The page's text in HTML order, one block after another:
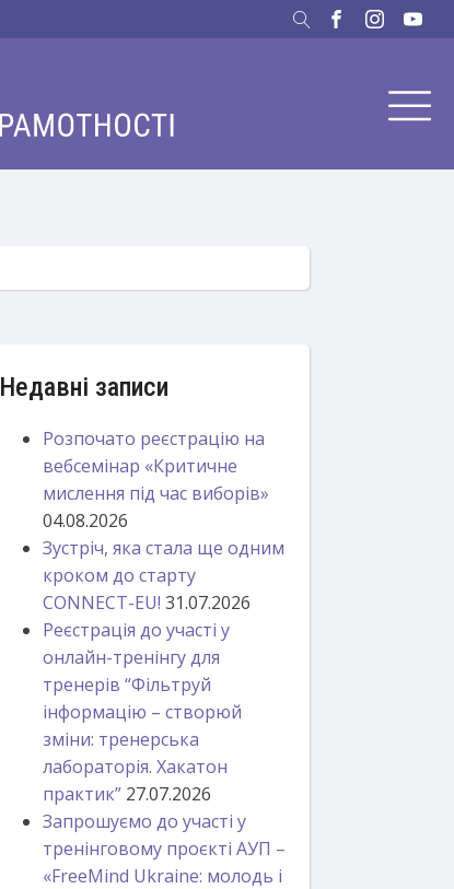
Недавні записи
Розпочато реєстрацію на
вебсемінар «Критичне
мислення під час виборів»
04.08.2026
Зустріч, яка стала ще одним
кроком до старту
CONNECT-EU! 31.07.2026
Реєстрація до участі у
онлайн-тренінгу для
тренерів “Фільтруй
інформацію – створюй
зміни: тренерська
лабораторія. Хакатон
практик” 27.07.2026
Запрошуємо до участі у
тренінговому проєкті АУП –
«FreeMind Ukraine: молодь і